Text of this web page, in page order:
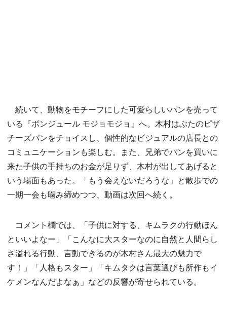
続いて、動物をモチーフにした可愛らしいパンを売って
いる『ボンジュール モジョモジョ』へ。木村はぶたのピザ
チーズパンをチョイスし、個性的なビジュアルの店長との
コミュニケーションも楽しむ。また、兄弟でパンを買いに
来た子供の手持ちのお金が足りず、木村が出してあげると
いう場面もあった。「もう会えないだろうな」と散歩での
一期一会も噛み締めつつ、動画は次回へ続く。
コメント欄では、「子供に対する、キムラクの行動ほん
といいよなー」「こんなに大スターなのに自然と人間らし
さ溢れる行動、言動できるのが木村さん最大の魅力で
す！」「人格もスター」「キムタクは言葉選びも所作もイ
ケメンなんだよなぁ」などの反響が寄せられている。